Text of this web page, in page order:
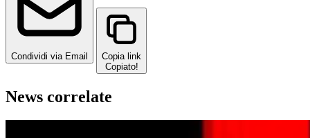
Condividi via Email
Copia link
Copiato!
News correlate